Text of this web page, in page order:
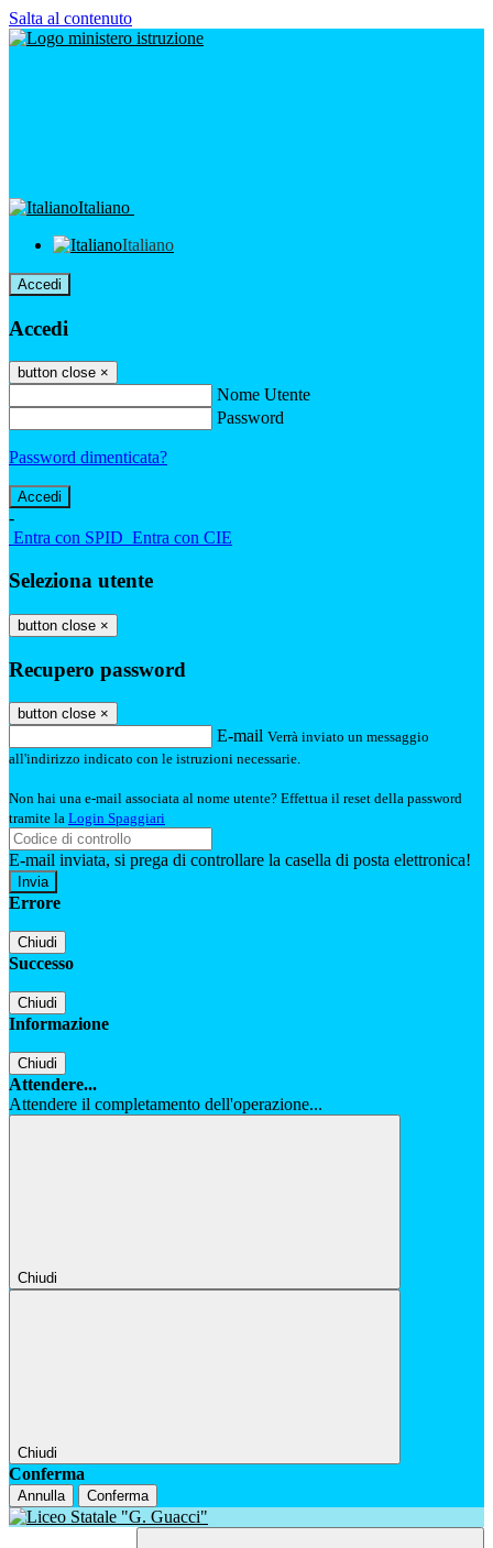
Salta al contenuto
Italiano
Italiano
Accedi
Accedi
button close ×
Nome Utente
Password
Password dimenticata?
-
Entra con SPID Entra con CIE
Seleziona utente
button close ×
Recupero password
button close ×
E-mail Verrà inviato un messaggio
all'indirizzo indicato con le istruzioni necessarie.
Non hai una e-mail associata al nome utente? Effettua il reset della password
tramite la Login Spaggiari
E-mail inviata, si prega di controllare la casella di posta elettronica!
Errore
Chiudi
Successo
Chiudi
Informazione
Chiudi
Attendere...
Attendere il completamento dell'operazione...
Chiudi
Chiudi
Conferma
Annulla Conferma